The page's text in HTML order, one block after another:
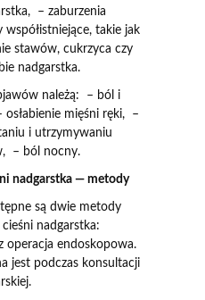
– zaburzenia
takie jak
stawów, cukrzyca czy
nadgarstka.
należą: – ból i
mięśni ręki, –
i utrzymywaniu
– ból nocny.
nadgarstka — metody
są dwie metody
cieśni nadgarstka:
operacja endoskopowa.
jest podczas konsultacji